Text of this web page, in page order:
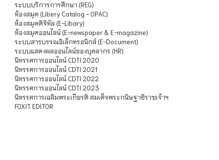
ระบบบริการการศึกษา (REG)
ห้องสมุด (Libery Catalog - OPAC)
ห้องสมุดดิจิทัล (E-Libary)
ห้องสมุดออนไลน์ (E-newspaper & E-magazine)
ระบบสารบรรณอิเล็กทรอนิกส์ (E-Document)
ระบบแสดงผลออนไลน์ของบุคลากร (HR)
นิทรรศการออนไลน์ CDTI 2020
นิทรรศการออนไลน์ CDTI 2021
นิทรรศการออนไลน์ CDTI 2022
นิทรรศการออนไลน์ CDTI 2023
นิทรรศการเฉลิมพระเกียรติ สมเด็จพระกนิษฐาธิราชเจ้าฯ
FOXIT EDITOR